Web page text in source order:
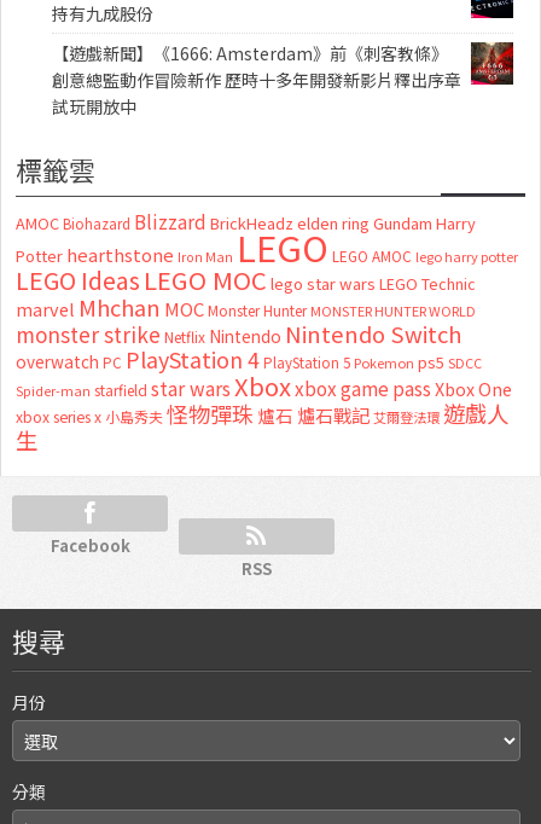
持有九成股份
【遊戲新聞】《1666: Amsterdam》前《刺客教條》
創意總監動作冒險新作 歷時十多年開發新影片釋出序章
試玩開放中
標籤雲
AMOC Biohazard Blizzard BrickHeadz elden ring Gundam Harry
Potter hearthstone Iron Man LEGO LEGO AMOC lego harry potter
LEGO Ideas LEGO MOC lego star wars LEGO Technic
marvel Mhchan MOC Monster Hunter MONSTER HUNTER WORLD
monster strike Netflix Nintendo Nintendo Switch
overwatch PC PlayStation 4 PlayStation 5 Pokemon ps5 SDCC
Spider-man starfield star warsXboxxbox game passXbox One
xbox series x 小島秀夫怪物彈珠 爐石 爐石戰記艾爾登法環 遊戲人
生
Facebook
RSS
搜尋
月份
分類